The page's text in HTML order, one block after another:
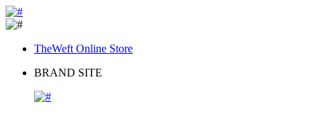
TheWeft Online Store
BRAND SITE